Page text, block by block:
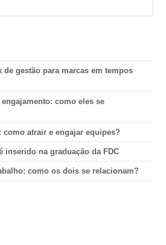
de gestão para marcas em tempos
como eles se
atrair e engajar equipes?
inserido na graduação da FDC
como os dois se relacionam?